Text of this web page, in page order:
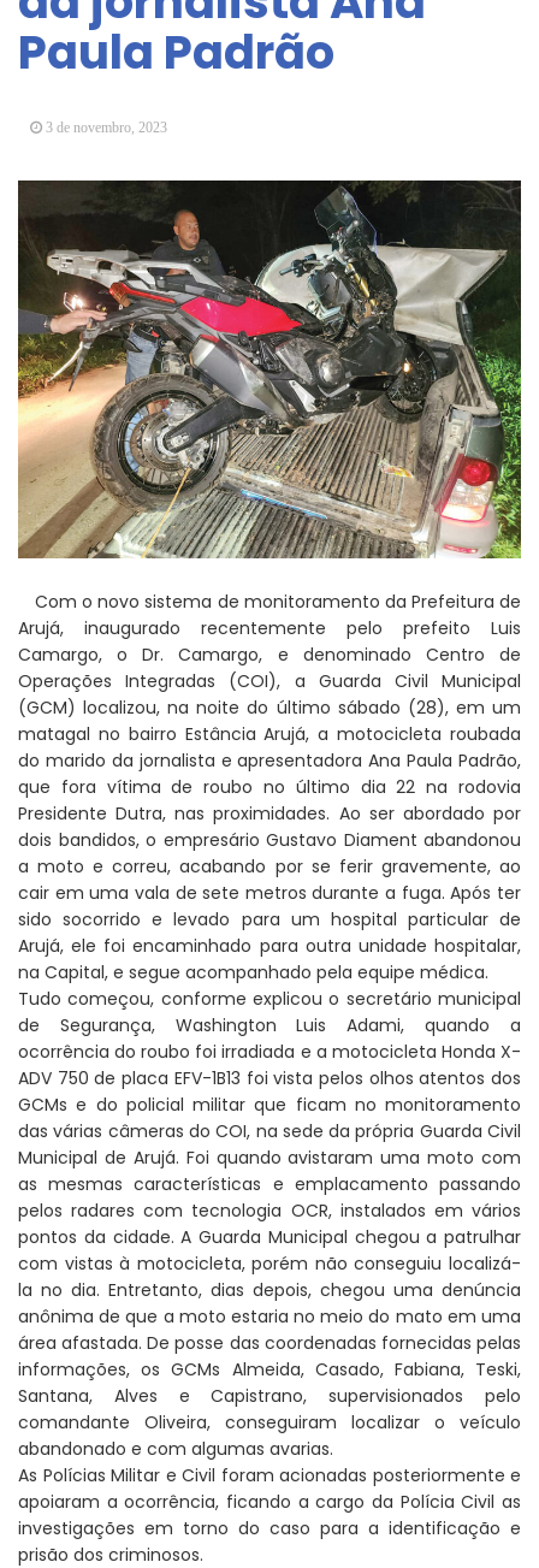
Arujá promove 2º encontro da Jornada de
Conhecimento em Bem-Estar Animal no Parque
dos Ipês
TOP
Paula Padrão
3 de novembro, 2023
Com o novo sistema de monitoramento da Prefeitura de
Arujá, inaugurado recentemente pelo prefeito Luis
Camargo, o Dr. Camargo, e denominado Centro de
Operações Integradas (COI), a Guarda Civil Municipal
(GCM) localizou, na noite do último sábado (28), em um
matagal no bairro Estância Arujá, a motocicleta roubada
do marido da jornalista e apresentadora Ana Paula Padrão,
que fora vítima de roubo no último dia 22 na rodovia
Presidente Dutra, nas proximidades. Ao ser abordado por
dois bandidos, o empresário Gustavo Diament abandonou
a moto e correu, acabando por se ferir gravemente, ao
cair em uma vala de sete metros durante a fuga. Após ter
sido socorrido e levado para um hospital particular de
Arujá, ele foi encaminhado para outra unidade hospitalar,
na Capital, e segue acompanhado pela equipe médica.
Tudo começou, conforme explicou o secretário municipal
de Segurança, Washington Luis Adami, quando a
ocorrência do roubo foi irradiada e a motocicleta Honda X-
ADV 750 de placa EFV-1B13 foi vista pelos olhos atentos dos
GCMs e do policial militar que ficam no monitoramento
das várias câmeras do COI, na sede da própria Guarda Civil
Municipal de Arujá. Foi quando avistaram uma moto com
as mesmas características e emplacamento passando
pelos radares com tecnologia OCR, instalados em vários
pontos da cidade. A Guarda Municipal chegou a patrulhar
com vistas à motocicleta, porém não conseguiu localizá-
la no dia. Entretanto, dias depois, chegou uma denúncia
anônima de que a moto estaria no meio do mato em uma
área afastada. De posse das coordenadas fornecidas pelas
informações, os GCMs Almeida, Casado, Fabiana, Teski,
Santana, Alves e Capistrano, supervisionados pelo
comandante Oliveira, conseguiram localizar o veículo
abandonado e com algumas avarias.
As Polícias Militar e Civil foram acionadas posteriormente e
apoiaram a ocorrência, ficando a cargo da Polícia Civil as
investigações em torno do caso para a identificação e
prisão dos criminosos.